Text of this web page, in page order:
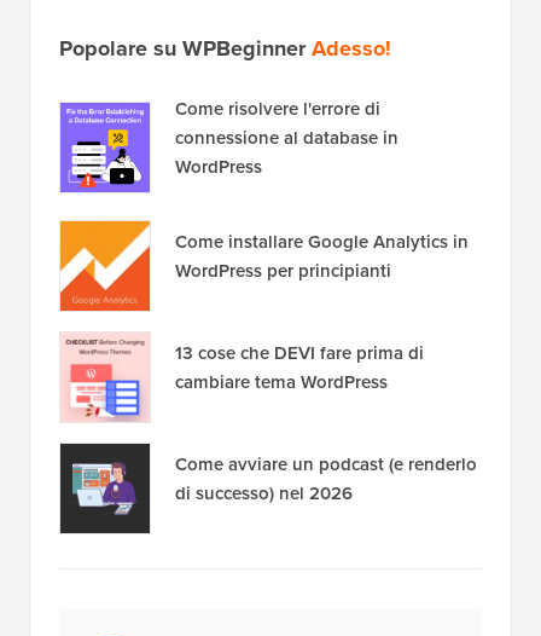
Popolare su WPBeginnerAdesso!
Come risolvere l'errore di
connessione al database in
WordPress
Come installare Google Analytics in
WordPress per principianti
13 cose che DEVI fare prima di
cambiare tema WordPress
Come avviare un podcast (e renderlo
di successo) nel 2026